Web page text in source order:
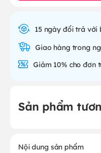
15 ngày đổi trả với
Giao hàng trong
Giảm 10% cho đơn
Sản phẩm
Nội dung sản phẩm